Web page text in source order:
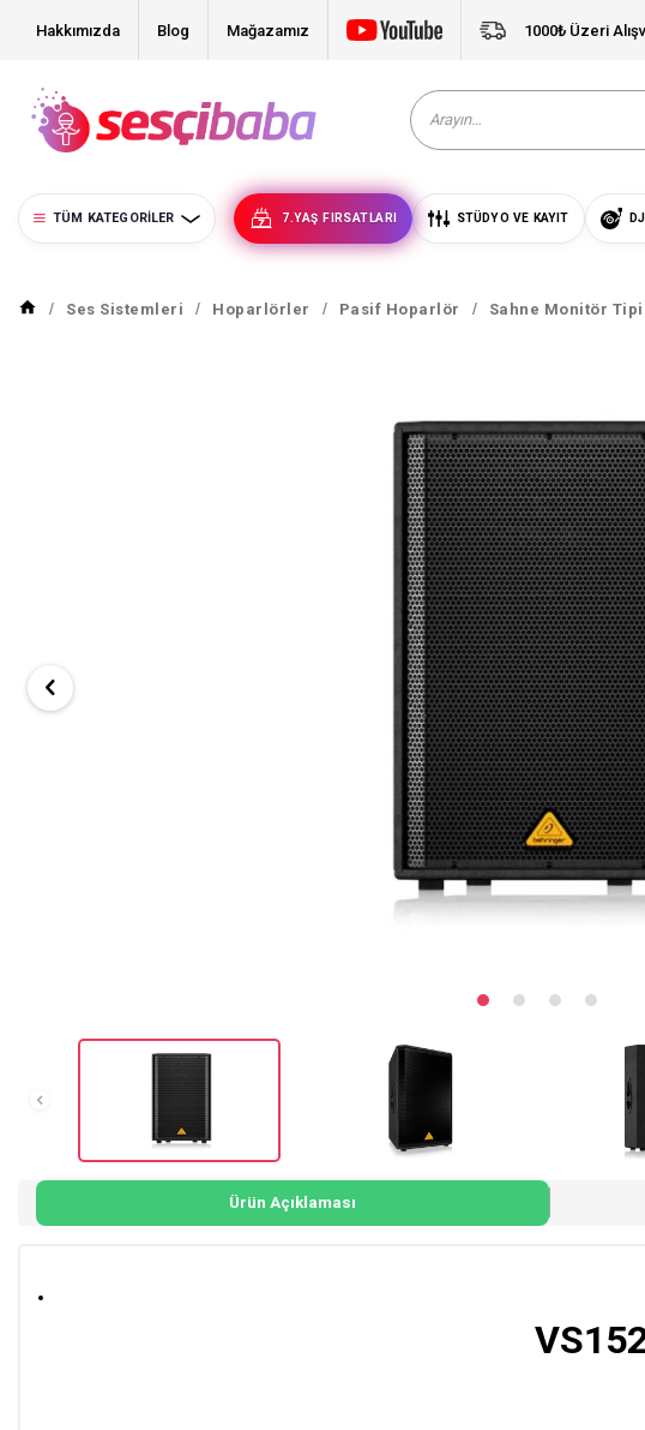
Hakkımızda Blog Mağazamız 1000₺ Üzeri
TÜM KATEGORILER 7.YAŞ FIRSATLARI STÜDYO VE KAYIT
Ses Sistemleri Hoparlörler Pasif Hoparlör Sahne Monitör Tipi
Ürün Açıklaması